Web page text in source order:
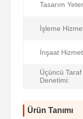
Tasarım
İşleme
İnşaat
Üçüncü Taraf
Denetimi:
Ürün Tanımı